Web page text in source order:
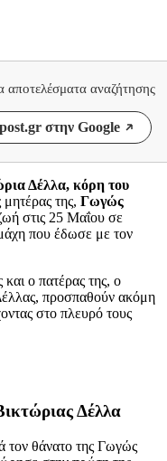
αποτελέσματα αναζήτησης
στην Google
Δέλλα, κόρη του
της, Γωγώς
στις 25 Μαΐου σε
που έδωσε με τον
ο πατέρας της, ο
προσπαθούν ακόμη
στο πλευρό τους
Δέλλα
τον θάνατο της Γωγώς